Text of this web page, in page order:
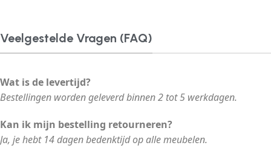
Veelgestelde Vragen (FAQ)
Wat is de levertijd?
Bestellingen worden geleverd binnen 2 tot 5 werkdagen.
Kan ik mijn bestelling retourneren?
Ja, je hebt 14 dagen bedenktijd op alle meubelen.